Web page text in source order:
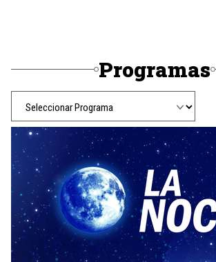
Programas